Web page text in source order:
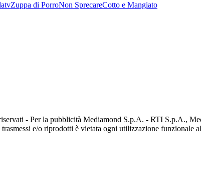
Zuppa di PorroNon SprecareCotto e Mangiato
- Per la pubblicità Mediamond S.p.A. - RTI S.p.A.,
e/o riprodotti è vietata ogni utilizzazione funzionale